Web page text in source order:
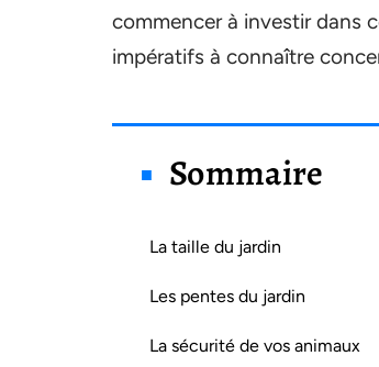
commencer à investir dans
impératifs à connaître
Sommaire
La taille du jardin
Les pentes du jardin
La sécurité de vos animaux